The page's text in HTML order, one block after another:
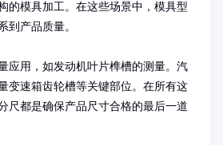
的模具加工。在这些场景中，模具型
到产品质量。
应用，如发动机叶片榫槽的测量。汽
变速箱齿轮槽等关键部位。在所有这
尺都是确保产品尺寸合格的最后一道